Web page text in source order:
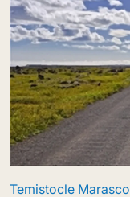
Temistocle Marasco